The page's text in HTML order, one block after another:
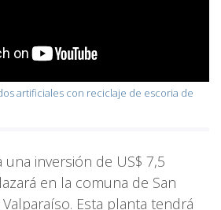
artificiales con reciclaje de escoria de
inversión de US$ 7,5
en la comuna de San
Esta planta tendrá